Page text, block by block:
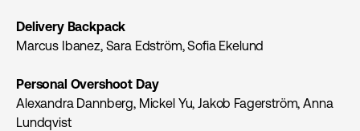
Delivery Backpack
Marcus Ibanez, Sara Edström, Sofia Ekelund
Personal Overshoot Day
Alexandra Dannberg, Mickel Yu, Jakob Fagerström, Anna
Lundqvist